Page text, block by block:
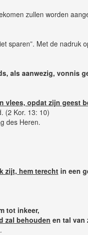
zullen worden
sparen”. Met de
als aanwezig, vonnis
vlees, opdat zijn geest
(2 Kor. 13: 10)
des Heren.
zijt, hem terecht in een
tot inkeer,
zal behouden en tal van